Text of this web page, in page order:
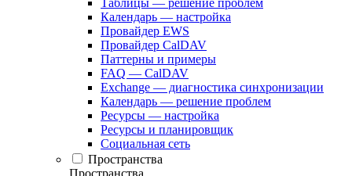
Таблицы — решение проблем
Календарь — настройка
Провайдер EWS
Провайдер CalDAV
Паттерны и примеры
FAQ — CalDAV
Exchange — диагностика синхронизации
Календарь — решение проблем
Ресурсы — настройка
Ресурсы и планировщик
Социальная сеть
Пространства
Пространства